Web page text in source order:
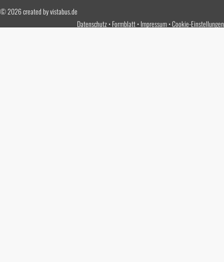
© 2026 created byvistabus.de
Datenschutz Formblatt Impressum Cookie-Einstellungen